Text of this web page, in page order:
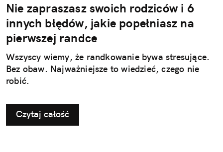
Nie zapraszasz swoich rodziców i 6
innych błędów, jakie popełniasz na
pierwszej randce
Wszyscy wiemy, że randkowanie bywa stresujące.
Bez obaw. Najważniejsze to wiedzieć, czego nie
robić.
Czytaj całość